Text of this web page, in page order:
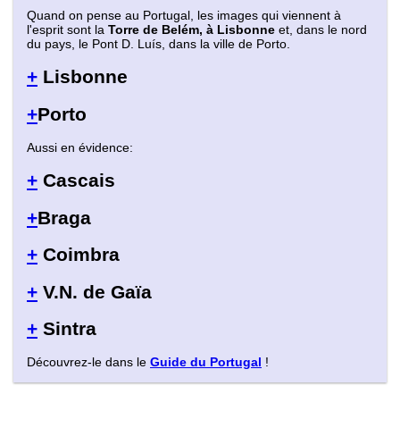
Quand on pense au Portugal, les images qui viennent à
l'esprit sont la Torre de Belém, à Lisbonne et, dans le nord
du pays, le Pont D. Luís, dans la ville de Porto.
+ Lisbonne
+Porto
Aussi en évidence:
+ Cascais
+Braga
+ Coimbra
+ V.N. de Gaïa
+ Sintra
Découvrez-le dans le Guide du Portugal !